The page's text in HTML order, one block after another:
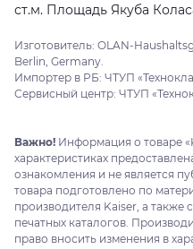
ст.м. Площадь Якуба
Изготовитель: OLAN-
Berlin, Germany.
Импортер в РБ: ЧТУП
Сервисный центр: ЧТУП
Важно! Информация о товаре
характеристиках
ознакомления и не является
товара подготовлено по
производителя Kaiser, а также
печатных каталогов.
право вносить изменения в